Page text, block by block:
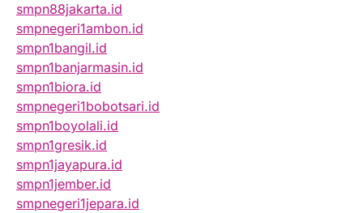
smpn88jakarta.id
smpnegeri1ambon.id
smpn1bangil.id
smpn1banjarmasin.id
smpn1biora.id
smpnegeri1bobotsari.id
smpn1boyolali.id
smpn1gresik.id
smpn1jayapura.id
smpn1jember.id
smpnegeri1jepara.id